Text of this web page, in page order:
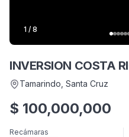
1 / 8
INVERSION COSTA
Tamarindo , Santa Cruz
$ 100,000,000
Recámaras